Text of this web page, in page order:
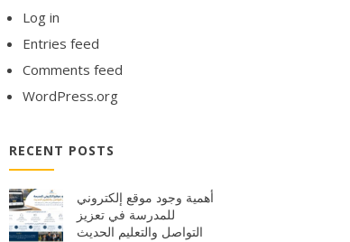
Log in
Entries feed
Comments feed
WordPress.org
RECENT POSTS
أهمية وجود موقع إلكتروني
للمدرسة في تعزيز
التواصل والتعليم الحديث